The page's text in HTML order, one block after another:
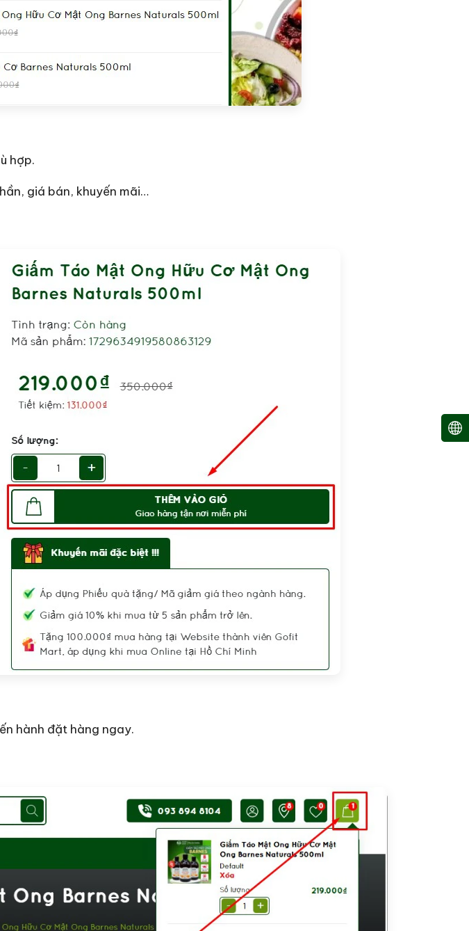
hợp.
giá bán, khuyến mãi…
hành đặt hàng ngay.